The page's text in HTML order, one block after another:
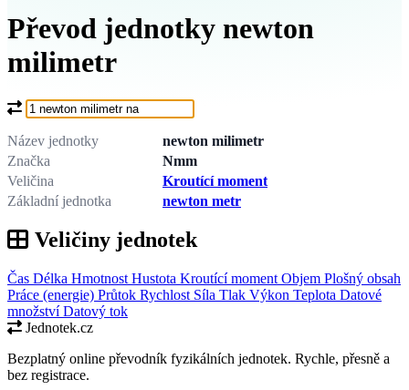
Převod jednotky newton
milimetr
Co chcete převést?
Název jednotky
newton milimetr
Značka
Nmm
Veličina
Kroutící moment
Základní jednotka
newton metr
Veličiny jednotek
Čas Délka Hmotnost Hustota Kroutící moment Objem Plošný obsah
Práce (energie) Průtok Rychlost Síla Tlak Výkon Teplota Datové
množstvíDatový tok
Jednotek.cz
Bezplatný online převodník fyzikálních jednotek. Rychle, přesně a
bez registrace.